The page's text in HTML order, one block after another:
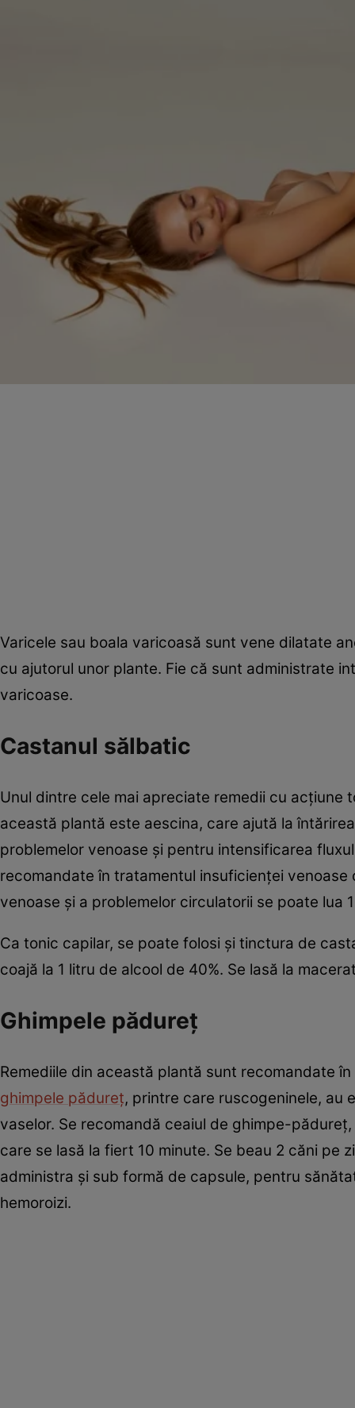
Varicele sau boala varicoasă sunt vene dilatate
cu ajutorul unor plante. Fie că sunt administrate
varicoase.
Castanul sălbatic
Unul dintre cele mai apreciate remedii cu acţiune
această plantă este aescina, care ajută la
problemelor venoase și pentru intensificarea
recomandate în tratamentul insuficienței
venoase și a problemelor circulatorii se poate lua
Ca tonic capilar, se poate folosi și tinctura de
coajă la 1 litru de alcool de 40%. Se lasă la
Ghimpele pădureţ
Remediile din această plantă sunt recomandate
ghimpele pădureţ, printre care ruscogeninele, au
vaselor. Se recomandă ceaiul de ghimpe-
care se lasă la fiert 10 minute. Se beau 2 căni pe
administra şi sub formă de capsule, pentru
hemoroizi.